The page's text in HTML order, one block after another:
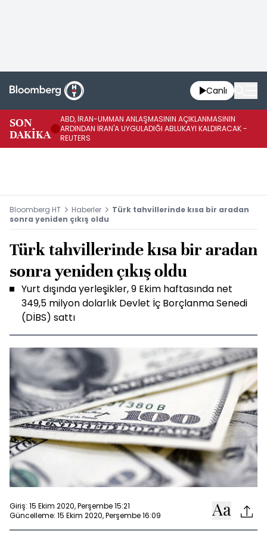
Canlı
SON
DAKİKA
ABD, İRAN-UMMAN ANLAŞMASININ AÇIKLANMASININ
ARDINDAN İRAN'A UYGULADIĞI ABLUKAYI KALDIRACAK -
REUTERS
Bloomberg HT Haberler
Türk tahvillerinde kısa bir aradan
sonra yeniden çıkış oldu
Türk tahvillerinde kısa bir aradan
sonra yeniden çıkış oldu
Yurt dışında yerleşikler, 9 Ekim haftasında net
349,5 milyon dolarlık Devlet İç Borçlanma Senedi
(DİBS) sattı
Giriş: 15 Ekim 2020, Perşembe 15:21
Güncelleme: 15 Ekim 2020, Perşembe 16:09